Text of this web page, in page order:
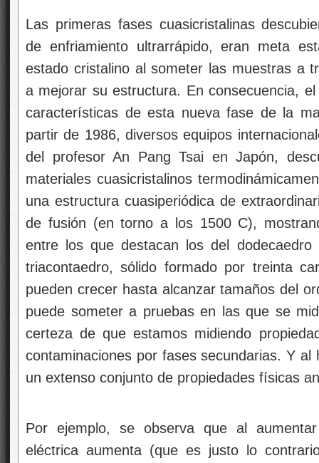
Las primeras fases cuasicristalinas
de enfriamiento ultrarrápido, eran meta
estado cristalino al someter las muestras a
a mejorar su estructura. En consecuencia,
características de esta nueva fase de la
partir de 1986, diversos equipos
del profesor An Pang Tsai en Japón,
materiales cuasicristalinos
una estructura cuasiperiódica de
de fusión (en torno a los 1500 C),
entre los que destacan los del
triacontaedro, sólido formado por treinta
pueden crecer hasta alcanzar tamaños del
puede someter a pruebas en las que se
certeza de que estamos midiendo
contaminaciones por fases secundarias. Y
un extenso conjunto de propiedades físicas
Por ejemplo, se observa que al
eléctrica aumenta (que es justo lo